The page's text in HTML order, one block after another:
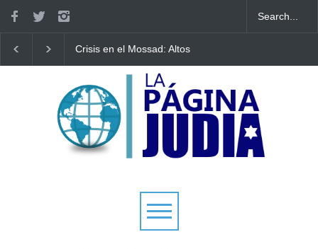
Crisis en el Mossad: Altos
contra el director Roman
Gofman por la
reorganización de Irán
víctimas de un ataque
creciente hostilidad
Europa